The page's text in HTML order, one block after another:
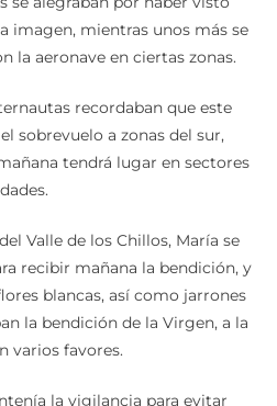
imagen, mientras unos más se
la aeronave en ciertas zonas.
recordaban que este
sobrevuelo a zonas del sur,
tendrá lugar en sectores
Valle de los Chillos, María se
recibir mañana la bendición, y
blancas, así como jarrones
la bendición de la Virgen, a la
varios favores.
la vigilancia para evitar